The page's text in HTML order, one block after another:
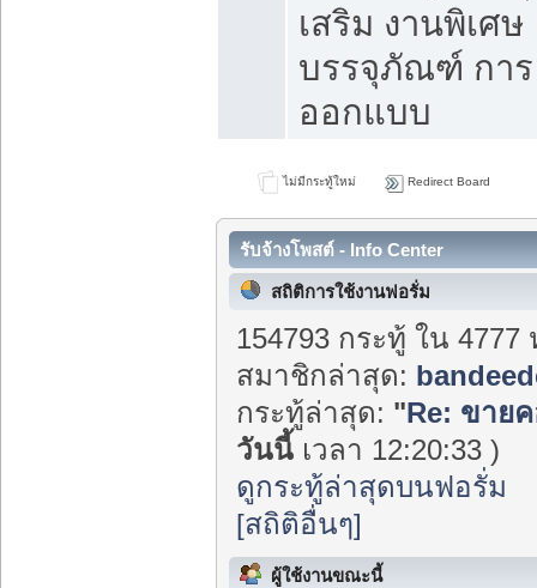
เสริม งานพิเศษ
บรรจุภัณฑ์ การ
ออกแบบ
ไม่มีกระทู้ใหม่ Redirect Board
รับจ้างโพสต์ - Info Center
สถิติการใช้งานฟอรั่ม
154793 กระทู้ ใน
สมาชิกล่าสุด:
กระทู้ล่าสุด: "Re: ขาย
วันนี้ เวลา 12:20:33 )
ดูกระทู้ล่าสุดบนฟอรั่ม
[สถิติอื่นๆ]
ผู้ใช้งานขณะนี้